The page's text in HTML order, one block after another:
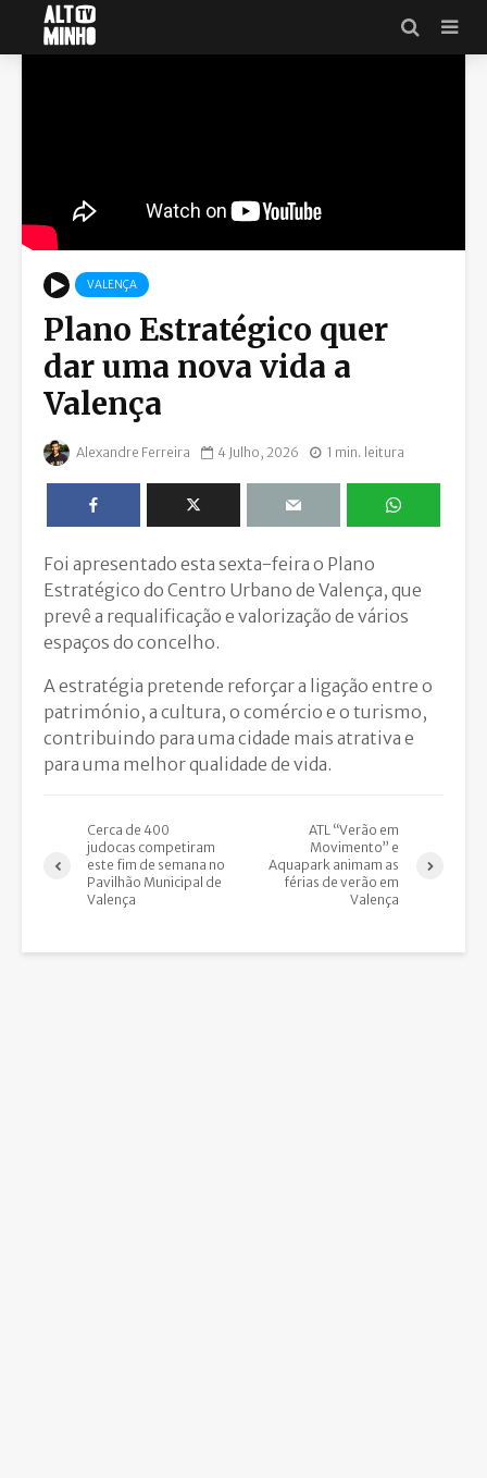
VALENÇA
Plano Estratégico quer
dar uma nova vida a
Valença
Alexandre Ferreira 4 Julho, 2026 1 min. leitura
Foi apresentado esta sexta-feira o Plano
Estratégico do Centro Urbano de Valença, que
prevê a requalificação e valorização de vários
espaços do concelho.
A estratégia pretende reforçar a ligação entre o
património, a cultura, o comércio e o turismo,
contribuindo para uma cidade mais atrativa e
para uma melhor qualidade de vida.
Cerca de 400
judocas competiram
este fim de semana no
Pavilhão Municipal de
Valença
ATL “Verão em
Movimento” e
Aquapark animam as
férias de verão em
Valença